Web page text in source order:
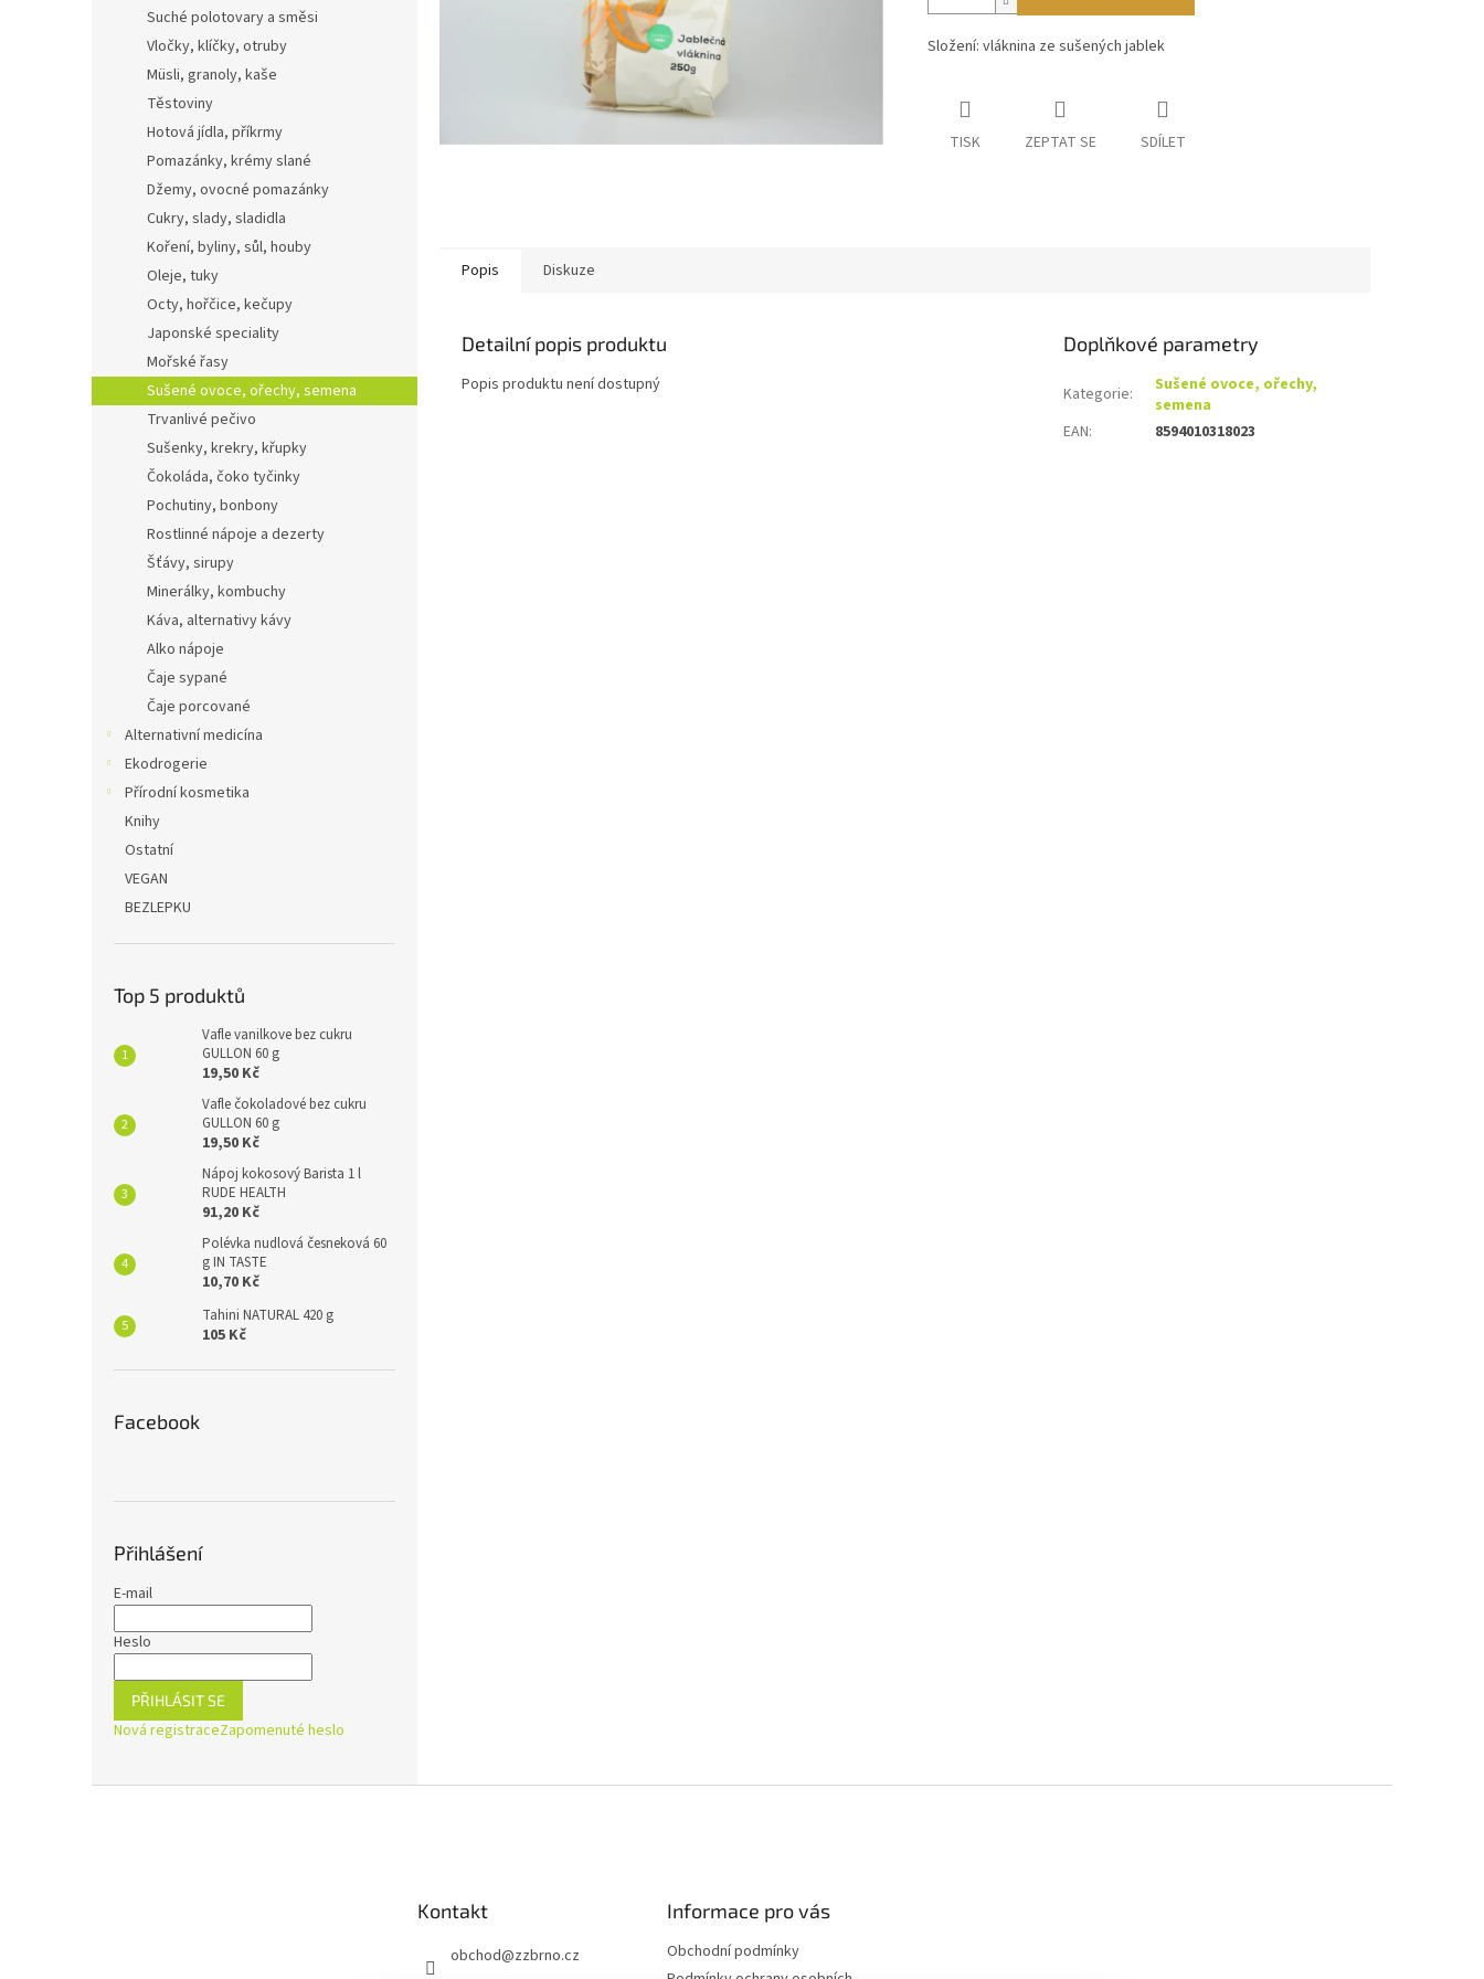
Suché polotovary a směsi
Vločky, klíčky, otruby
Müsli, granoly, kaše
Těstoviny
Hotová jídla, příkrmy
Pomazánky, krémy slané
Džemy, ovocné pomazánky
Cukry, slady, sladidla
Koření, byliny, sůl, houby
Oleje, tuky
Octy, hořčice, kečupy
Japonské speciality
Mořské řasy
Sušené ovoce, ořechy, semena
Trvanlivé pečivo
Sušenky, krekry, křupky
Čokoláda, čoko tyčinky
Pochutiny, bonbony
Rostlinné nápoje a dezerty
Šťávy, sirupy
Minerálky, kombuchy
Káva, alternativy kávy
Alko nápoje
Čaje sypané
Čaje porcované
Alternativní medicína
Ekodrogerie
Přírodní kosmetika
Knihy
Ostatní
VEGAN
BEZLEPKU
Top 5 produktů
Vafle vanilkove bez cukru
GULLON 60 g
19,50 Kč
Vafle čokoladové bez cukru
GULLON 60 g
19,50 Kč
Nápoj kokosový Barista 1 l
RUDE HEALTH
91,20 Kč
Polévka nudlová česneková 60
g IN TASTE
10,70 Kč
Tahini NATURAL 420 g
105 Kč
Facebook
Přihlášení
E-mail
Heslo
PŘIHLÁSIT SE
Nová registraceZapomenuté heslo
Složení: vláknina ze sušených jablek
TISK ZEPTAT SE SDÍLET
Popis Diskuze
Detailní popis produktu
Popis produktu není dostupný
Doplňkové parametry
Kategorie:
Sušené ovoce, ořechy,
semena
EAN: 8594010318023
Kontakt
obchod@zzbrno.cz
Informace pro vás
Obchodní podmínky